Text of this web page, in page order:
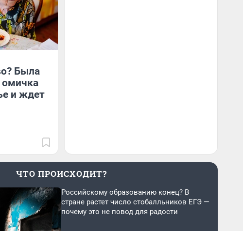
Была
омичка
и ждет
ЧТО ПРОИСХОДИТ?
Российскому образованию конец? В
стране растет число стобалльников ЕГЭ —
почему это не повод для радости